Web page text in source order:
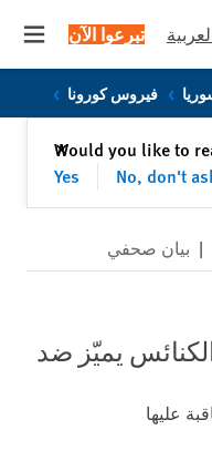
تبرعوا الآن
فيروس كورونا
Would you like to
Yes
No, don't
✕إغلاق
| بيان صحفي
يميّز ضد
عليها